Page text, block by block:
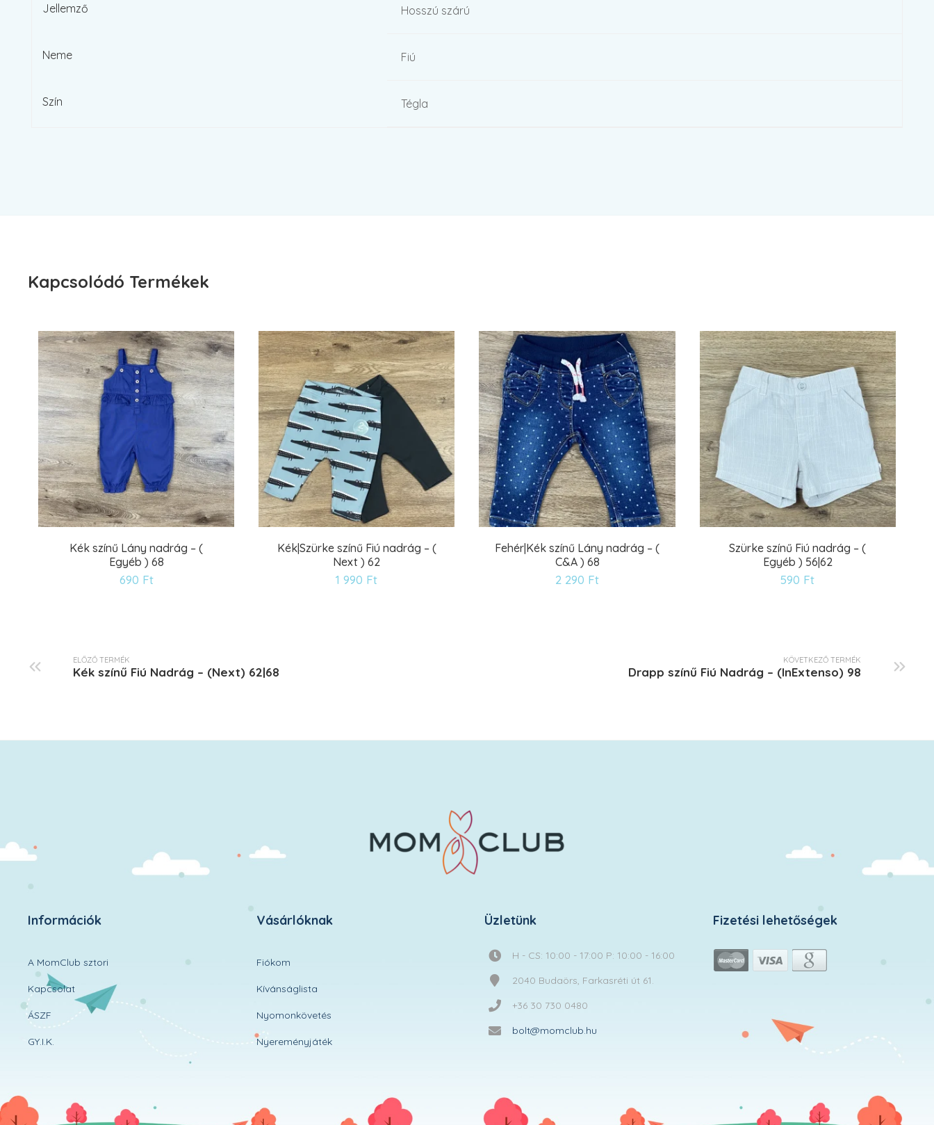
Jellemző Hosszú szárú
Neme Fiú
Szín Tégla
Kapcsolódó Termékek
Kék színű Lány nadrág – (
Egyéb ) 68
690 Ft
Kék|Szürke színű Fiú nadrág – (
Next ) 62
1 990 Ft
Fehér|Kék színű Lány nadrág – (
C&A ) 68
2 290 FtKívánságlistára
Szürke színű Fiú nadrág – (
Egyéb ) 56|62
590 Ft
ELŐZŐ TERMÉK
Kék színű Fiú Nadrág – (Next) 62|68
KÖVETKEZŐ TERMÉK
Drapp színű Fiú Nadrág – (InExtenso) 98
Információk
A MomClub sztori
Kapcsolat
ÁSZF
GY.I.K.
Vásárlóknak
Fiókom
Kívánságlista
Nyomonkövetés
Nyereményjáték
Üzletünk
H - CS: 10:00 - 17:00 P: 10:00 - 16:00
2040 Budaörs, Farkasréti út 61.
+36 30 730 0480
bolt@momclub.hu
Fizetési lehetőségek